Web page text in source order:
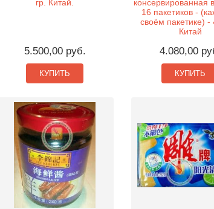
гр. Китай.
5.500,00 руб.
КУПИТЬ
консервированная
16 пакетиков -
своём пакетике) -
Китай
4.080,00
КУПИТЬ